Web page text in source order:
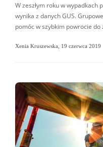
W zeszłym roku w wypadkach
wynika z danych GUS.
pomóc w szybkim powrocie do
Xenia Kruszewska 19 czerwca 2019